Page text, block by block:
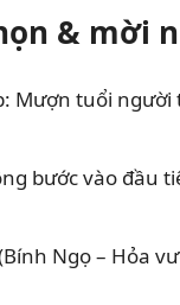
& mời
Mượn tuổi
bước vào đầu
Ngọ – Hỏa